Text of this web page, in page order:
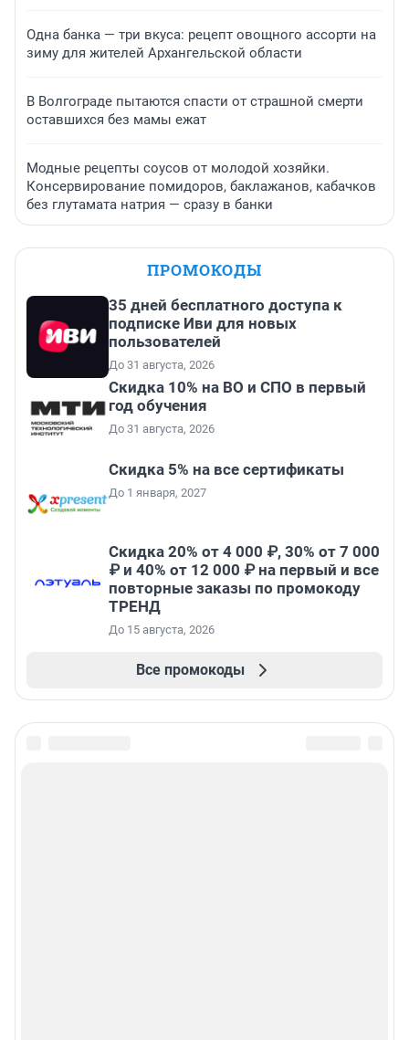
Одна банка — три вкуса: рецепт овощного ассорти на
зиму для жителей Архангельской области
В Волгограде пытаются спасти от страшной смерти
оставшихся без мамы ежат
Модные рецепты соусов от молодой хозяйки.
Консервирование помидоров, баклажанов, кабачков
без глутамата натрия — сразу в банки
ПРОМОКОДЫ
35 дней бесплатного доступа к
подписке Иви для новых
пользователей
До 31 августа, 2026
Скидка 10% на ВО и СПО в первый
год обучения
До 31 августа, 2026
Скидка 5% на все сертификаты
До 1 января, 2027
Скидка 20% от 4 000 ₽, 30% от 7 000
₽ и 40% от 12 000 ₽ на первый и все
повторные заказы по промокоду
ТРЕНД
До 15 августа, 2026
Все промокоды